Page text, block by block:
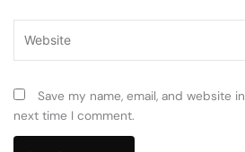
Save my name, email, and website
next time I comment.